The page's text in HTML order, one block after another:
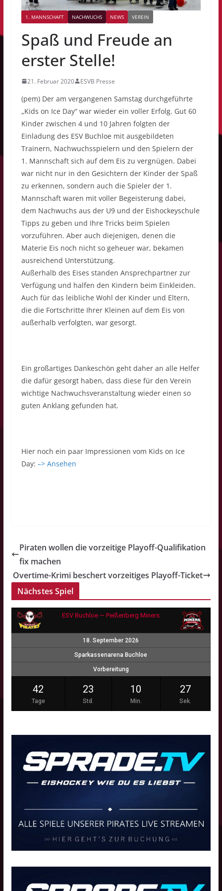
1. MANNSCHAFT NACHWUCHS NEWS VEREIN
Spaß und Freude an
erster Stelle!
21. Februar 2020 ESVB Presse
(pem) Der am vergangenen Samstag durchgeführte
„Kids on Ice Day“ war wieder ein voller Erfolg. Gut 60
Kinder zwischen 4 und 10 Jahren folgten der
Einladung des ESV Buchloe mit ausgebildeten
Trainern, Nachwuchsspielern und den Spielern der
1. Mannschaft sich auf dem Eis zu vergnügen. Dabei
war nicht nur in den Gesichtern der Kinder der Spaß
zu erkennen, sondern auch die Spieler der 1.
Mannschaft waren mit voller Begeisterung dabei,
dem Nachwuchs aus der U9 und der Eishockeyschule
Tipps zu geben und Ihre Tricks beim Spielen
vorzuführen. Aber auch diejenigen, denen die
Materie Eis noch nicht so geheuer war, bekamen
ausreichend Unterstützung.
Außerhalb des Eises standen Ansprechpartner zur
Verfügung und halfen den Kindern beim Einkleiden.
Auch für das leibliche Wohl der Kinder und Eltern,
die die Fortschritte Ihrer Kleinen auf dem Eis von
außerhalb verfolgten, war gesorgt.
Ein großartiges Dankeschön geht daher an alle Helfer
die dafür gesorgt haben, dass diese für den Verein
wichtige Nachwuchsveranstaltung wieder einen so
guten Anklang gefunden hat.
Hier noch ein paar Impressionen vom Kids on Ice
Day: –> Ansehen
Piraten wollen die vorzeitige Playoff-Qualifikation
fix machen
Overtime-Krimi beschert vorzeitiges Playoff-Ticket
Nächstes Spiel
ESV Buchloe — Peißenberg Miners
18. September 2026
Sparkassenarena Buchloe
Vorbereitung
42
Tage
23
Std.
10
Min.
27
Sek.